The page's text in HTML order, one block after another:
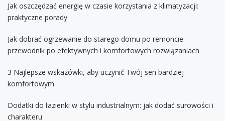
Jak oszczędzać energię w czasie korzystania z klimatyzacji:
praktyczne porady
Jak dobrać ogrzewanie do starego domu po remoncie:
przewodnik po efektywnych i komfortowych rozwiązaniach
3 Najlepsze wskazówki, aby uczynić Twój sen bardziej
komfortowym
Dodatki do łazienki w stylu industrialnym: jak dodać surowości i
charakteru